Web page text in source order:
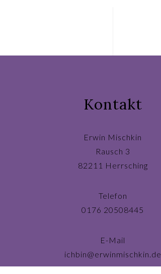
Kontakt
Erwin Mischkin
Rausch 3
82211 Herrsching
Telefon
0176 20508445
E-Mail
ichbin@erwinmischkin.de